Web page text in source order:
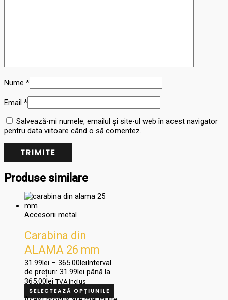
Nume *
Email *
Salvează-mi numele, emailul și site-ul web în acest navigator
pentru data viitoare când o să comentez.
Produse similare
Accesorii metal
Carabina din
ALAMA 26 mm
31.99lei – 365.00leiInterval
de prețuri: 31.99lei până la
365.00lei TVA Inclus
SELECTEAZĂ OPȚIUNILE